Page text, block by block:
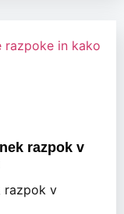
razpok v
razpok v